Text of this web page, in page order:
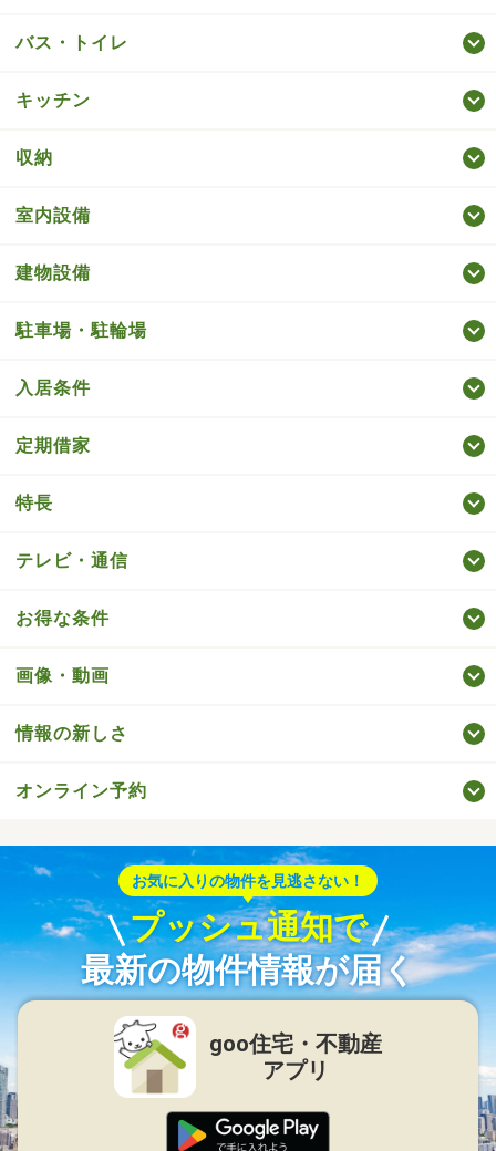
バス・トイレ
キッチン
収納
室内設備
建物設備
駐車場・駐輪場
入居条件
定期借家
特長
テレビ・通信
お得な条件
画像・動画
情報の新しさ
オンライン予約
お気に入りの物件を見逃さない！
プッシュ通知で
最新の物件情報が届く
goo住宅・不動産
アプリ